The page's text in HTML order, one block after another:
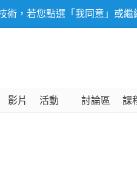
術，若您點選「我同意」或
影片 活動 討論區 課